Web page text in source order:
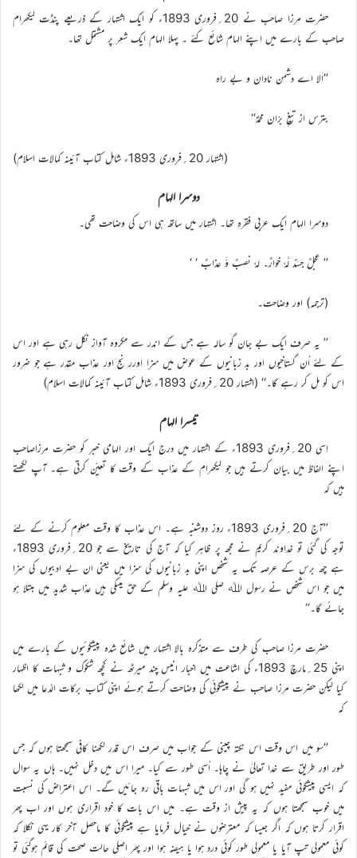
حضرت مرزا صاحب نے 20؍فروری 1893ء کو ایک اشتہار کے ذریعے پنڈت لیکھرام
صاحب کے بارے میں اپنے الہام شائع کئے ۔ پہلا الہام ایک شعر پر مشتمل تھا۔
’’اَلا اے دشمن نادان و بے راہ
بترس از تیغِ برّان محمدؐ‘‘
(اشتہار 20؍فروری 1893ء شامل کتاب آئینہ کمالات اسلام)
دوسرا الہام
دوسرا الہام ایک عربی فقرہ تھا۔ اشتہار میں ساتھ ہی اس کی وضاحت تھی۔
’’ عِجلٌ جَسَدٌ لَّہٗ خوارٌ۔ لہٗ نصبٌ وَّ عذابٌ ‘ ‘
(ترجمہ) اور وضاحت۔
’’ یہ صرف ایک بے جان گو سالہ ہے جس کے اندر سے مکروہ آواز نکل رہی ہے اور اس
کے لئے اُن گستاخیوں اور بد زبانیوں کے عوض میں سزا اورر نج اور عذاب مقدر ہے جو ضرور
اس کو مل کر رہے گا۔‘‘ (اشتہار 20؍فروری 1893ء شامل کتاب آئینہ کمالات اسلام)
تیسرا الہام
اِسی 20؍فروری 1893ء کے اشتہار میں درج ایک اور الہامی خبر کو حضرت مرزاصاحب
اپنے الفاظ میں بیان کرتے ہیں جو لیکھرام کے عذاب کے وقت کا تعیّن کرتی ہے۔ آپ لکھتے
ہیں کہ
’’آج 20؍فروری 1893ء روز دوشنبہ ہے۔ اس عذاب کا وقت معلوم کرنے کے لئے
توجہ کی گئی تو خداوند کریم نے مجھ پر ظاہر کیا کہ آج کی تاریخ سے جو 20؍فروری 1893ء
ہے چھ برس کے عرصہ تک یہ شخص اپنی بد زبانیوں کی سزا میں یعنی ان بے ادبیوں کی سزا
میں جو اس شخص نے رسول اﷲ صلی اﷲ علیہ وسلم کے حق میںکی ہیں عذاب شدید میں مبتلا ہو
جائے گا۔‘‘
حضرت مرزا صاحب کی طرف سے متذکرہ بالا اشتہار میں شائع شدہ پیشگوئیوں کے بارے میں
اپنی 25؍مارچ 1893ء کی اشاعت میں اخبار انیس چند میرٹھ نے کچھ شکوک و شبہات کا اظہار
کیا لیکن حضرت مرزا صاحب نے پیشگوئی کی وضاحت کرتے ہوئے اپنی کتاب برکات الدُعا میں لکھا
کہ
’’سو میں اس وقت اس نکتہ چینی کے جواب میں صرف اس قدر لکھنا کافی سمجھتا ہوں کہ جس
طور اور طریق سے خدا تعالیٰ نے چاہا۔ اُسی طور سے کیا۔ میرا اس میں دخل نہیں۔ ہاں یہ سوال
کہ ایسی پیشگوئی مفید نہیں ہو گی اور اس میں شبہات باقی رہ جائیں گے۔ اس اعتراض کی نسبت
میں خوب سمجھتا ہوں کہ یہ پیش از وقت ہے۔ میں اس بات کا خود اقراری ہوں اور اب پھر
اقرار کرتا ہوں کہ اگر جیسا کہ معترضوں نے خیال فرمایا ہے پیشگوئی کا ماحصل آخر کار یہی نکلا کہ
کوئی معمولی تپ آیا یا معمولی طور کوئی درد ہوا یا ہیضہ ہوا اور پھر اصلی حالت صحت کی قائم ہوگئی تو